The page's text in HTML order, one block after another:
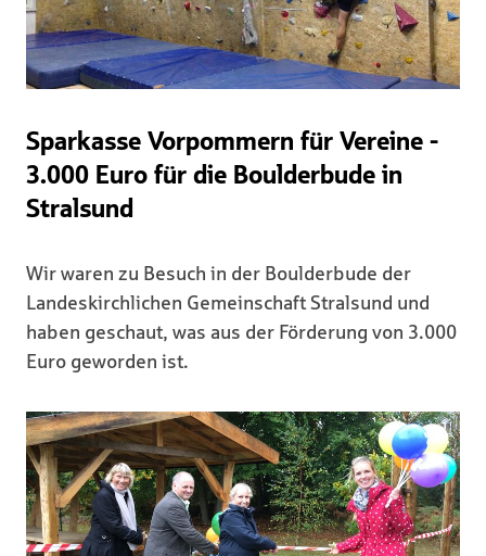
Sparkasse Vorpommern für Vereine -
3.000 Euro für die Boulderbude in
Stralsund
Wir waren zu Besuch in der Boulderbude der
Landeskirchlichen Gemeinschaft Stralsund und
haben geschaut, was aus der Förderung von 3.000
Euro geworden ist.